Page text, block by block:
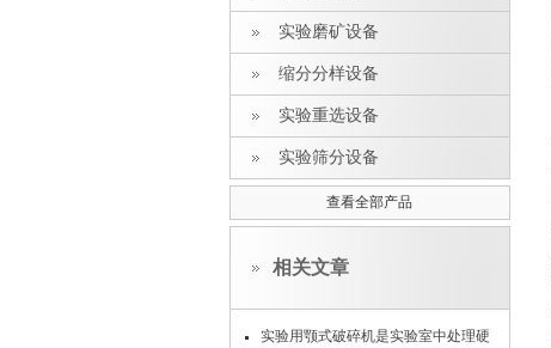
实验磨矿设备
缩分分样设备
实验重选设备
实验筛分设备
查看全部产品
相关文章
实验用颚式破碎机是实验室中处理硬